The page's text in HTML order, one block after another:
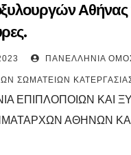
Αθήνας
ΠΑΝΕΛΛΉΝΙΑ
ΣΩΜΑΤΕΊΩΝ
ΕΠΙΠΛΟΠΟΙΩΝ ΚΑΙ
ΑΘΗΝΩΝ